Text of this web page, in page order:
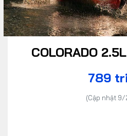
COLORADO
789
(Cập nhật